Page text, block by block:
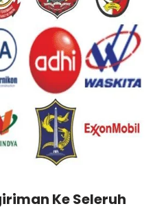
Ke Seleruh